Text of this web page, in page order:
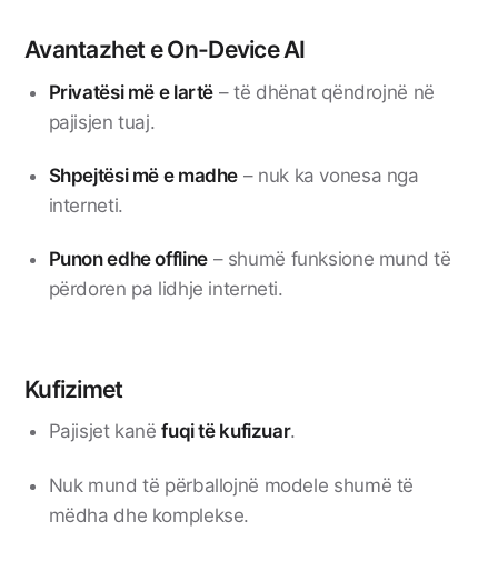
Avantazhet e On-Device AI
Privatësi më e lartë – të dhënat qëndrojnë në
pajisjen tuaj.
Shpejtësi më e madhe – nuk ka vonesa nga
interneti.
Punon edhe offline– shumë funksione mund të
përdoren pa lidhje interneti.
Kufizimet
Pajisjet kanëfuqi të kufizuar.
Nuk mund të përballojnë modele shumë të
mëdha dhe komplekse.